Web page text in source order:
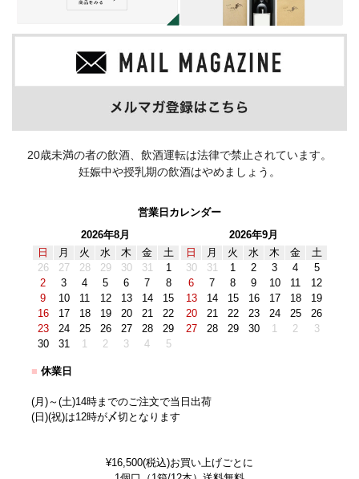
20歳未満の者の飲酒、飲酒運転は法律で禁止されています。
妊娠中や授乳期の飲酒はやめましょう。
営業日カレンダー
2026年8月
日
月 火 水 木 金
土
26
27 28 29 30 31
1
2
3 4 5 6 7
8
9
10 11 12 13 14
15
16
17 18 19 20 21
22
23
24 25 26 27 28
29
30
31 1 2 3 4 5
2026年9月
日
月 火 水 木 金
土
30
31 1 2 3 4
5
6
7 8 9 10 11
12
13
14 15 16 17 18
19
20
21 22 23 24 25
26
27
28 29 30 1 2 3
■ 休業日
(月)～(土)14時までのご注文で当日出荷
(日)(祝)は12時が〆切となります
¥16,500(税込)お買い上げごとに